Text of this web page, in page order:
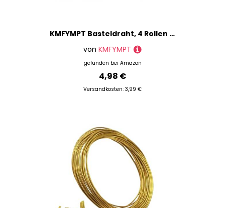
KMFYMPT Basteldraht, 4 Rollen Basteldraht Dünn, 0,35mm x 200m Schmuckdraht, Blumendraht, Basteldraht Gold Silber, Draht zum Dekorieren, für Floristik Schmuckherstellung Bastelarbeiten (Jede Rolle 50m)
von KMFYMPT
gefunden bei Amazon
4,98 €
Versandkosten: 3,99 €